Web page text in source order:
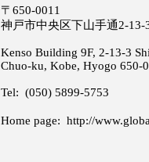
〒650-0011
神戸市中央区下山手通2-
Kenso Building 9F, 2-13-3
Chuo-ku, Kobe, Hyogo 650-
Tel: (050) 5899-5753
Home page: http://